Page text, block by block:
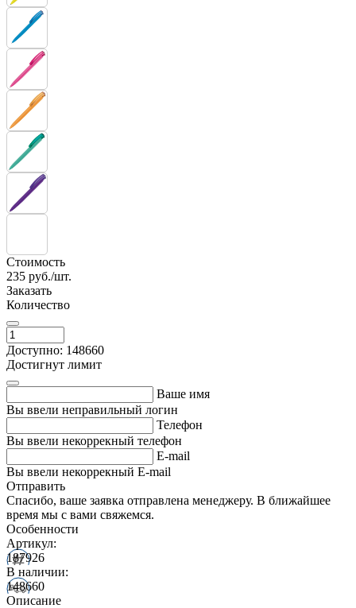
Стоимость
235 руб./шт.
Заказать
Количество
Доступно: 148660
Достигнут лимит
Ваше имя
Вы ввели неправильный логин
Телефон
Вы ввели некоррекный телефон
E-mail
Вы ввели некоррекный E-mail
Отправить
Спасибо, ваше заявка отправлена менеджеру. В ближайшее
время мы с вами свяжемся.
Особенности
Артикул:
187926
В наличии:
148660
Описание